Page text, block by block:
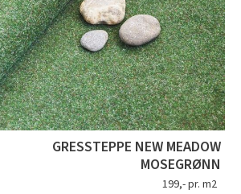
GRESSTEPPE NEW MEADOW
MOSEGRØNN
199,- pr. m2